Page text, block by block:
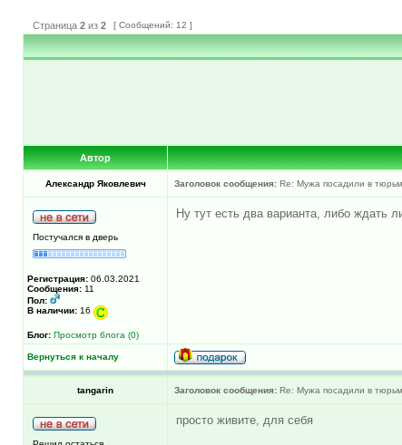
Страница 2 из 2 [ Сообщений: 12 ]
Автор
Александр Яковлевич Заголовок сообщения: Re: Мужа посадили в
Постучался в дверь
Регистрация: 06.03.2021
Сообщения: 11
Пол:
В наличии: 16
Блог: Просмотр блога (0)
Ну тут есть два варианта, либо ждать
Вернуться к началу
tangarin Заголовок сообщения: Re: Мужа посадили в
просто живите, для себя